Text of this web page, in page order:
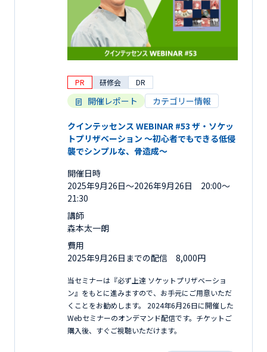
PR 研修会 DR
開催レポート カテゴリー情報
クインテッセンス WEBINAR #53 ザ・ソケッ
トプリザベーション 〜初心者でもできる低侵
襲でシンプルな、骨造成〜
開催日時
2025年9月26日〜2026年9月26日 20:00～
21:30
講師
森本太一朗
費用
2025年9月26日までの配信 8,000円
当セミナーは『必ず上達 ソケットプリザベーショ
ン』をもとに進みますので、お手元にご用意いただ
くことをお勧めします。 2024年6月26日に開催した
Webセミナーのオンデマンド配信です。チケットご
購入後、すぐご視聴いただけます。